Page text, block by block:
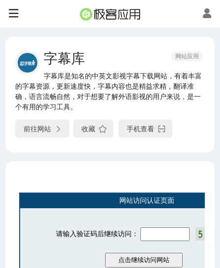
网站应用
字幕库
字幕库是知名的中英文影视字幕下载网站，有着丰富
的字幕资源，更新速度快，字幕内容也是精益求精，翻译准
确，语言流畅自然，对于想要了解外语影视的用户来说，是一
个有用的学习工具。
前往网站 收藏 手机查看